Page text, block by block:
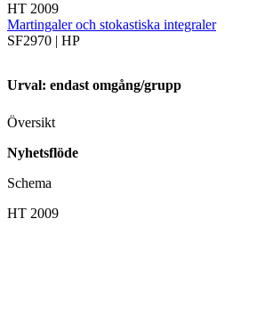
HT 2009
Martingaler och stokastiska integraler
SF2970 | HP
Urval: endast omgång/grupp
Översikt
Nyhetsflöde
Schema
HT 2009